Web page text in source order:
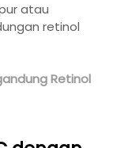
atau
retinol
Retinol